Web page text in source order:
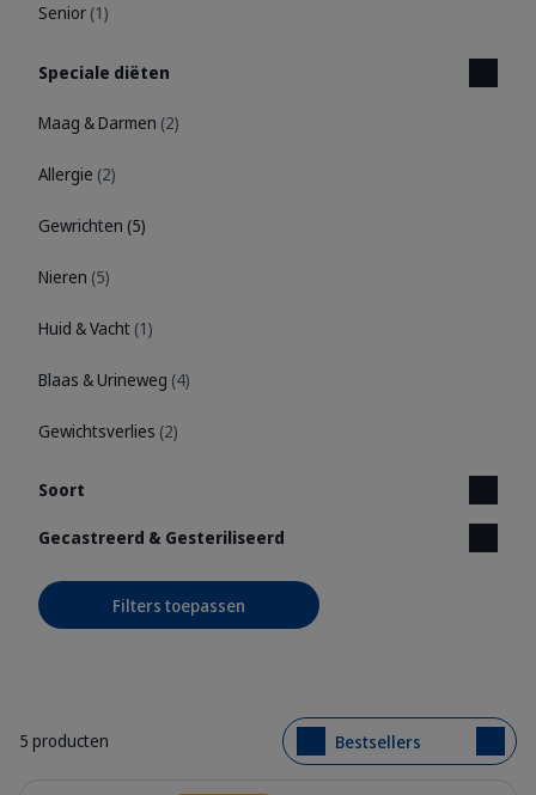
Senior (1)
Speciale diëten
Maag & Darmen (2)
Allergie (2)
Gewrichten (5)
Nieren (5)
Huid & Vacht (1)
Blaas & Urineweg (4)
Gewichtsverlies (2)
Soort
Gecastreerd & Gesteriliseerd
Filters toepassen
5 producten Bestsellers